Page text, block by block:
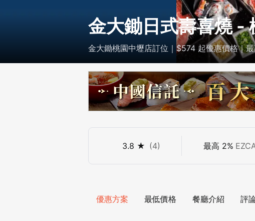
金大鋤日式壽喜燒 -
金大鋤桃園中壢店訂位｜$574 起優惠價格｜
3.8 ★ (4) 最高 2%
優惠方案 最低價格 餐廳介紹 評